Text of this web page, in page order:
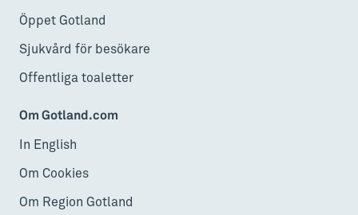
Öppet Gotland
Sjukvård för besökare
Offentliga toaletter
Om Gotland.com
In English
Om Cookies
Om Region Gotland